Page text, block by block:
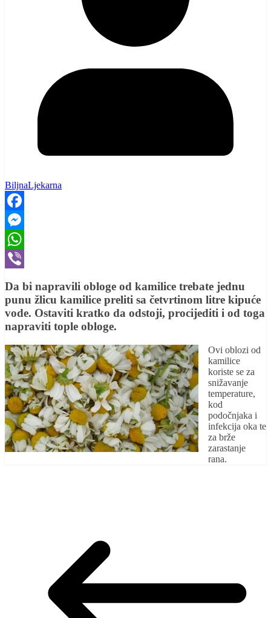
BiljnaLjekarna
Facebook
Messenger
WhatsApp
Da bi napravili obloge od kamilice trebate jednu
punu žlicu kamilice preliti sa četvrtinom litre kipuće
vode. Ostaviti kratko da odstoji, procijediti i od toga
napraviti tople obloge.
Ovi oblozi od
kamilice
koriste se za
snižavanje
temperature,
kod
podočnjaka i
infekcija oka te
za brže
zarastanje
rana.